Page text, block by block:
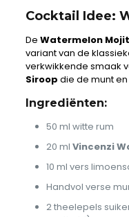
Cocktail Idee:
De Watermelon
variant van de
verkwikkende smaak
Siroop die de munt
Ingrediënten:
50 ml witte rum
20 ml Vincenzi
10 ml vers
Handvol verse
2 theelepels